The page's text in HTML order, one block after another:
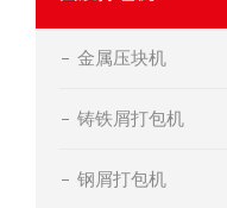
金属压块机
铸铁屑打包机
钢屑打包机